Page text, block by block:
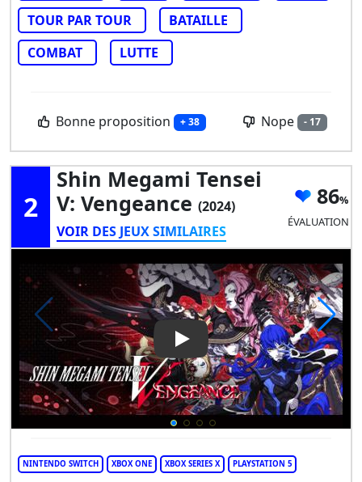
TOUR PAR TOUR
BATAILLE
COMBAT
LUTTE
Bonne proposition + 38 Nope - 17
2
Shin Megami Tensei
V: Vengeance (2024)
VOIR DES JEUX SIMILAIRES
86
ÉVALUATION
Play Video: Shin Megami
NINTENDO SWITCH XBOX ONE XBOX SERIES X PLAYSTATION 5